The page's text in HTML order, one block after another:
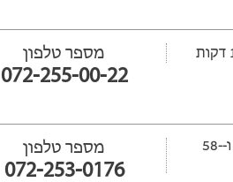
מספר טלפון
072-255-00-22
ייפתח עוד -7 שעות ‫ו--58
מספר טלפון
072-253-0176